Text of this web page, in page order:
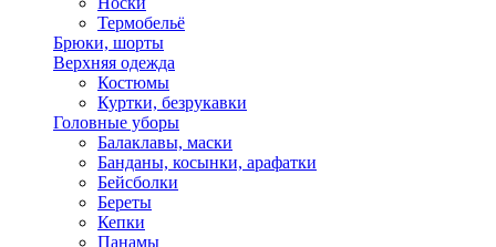
Термобельё
Брюки, шорты
Верхняя одежда
Костюмы
Куртки, безрукавки
Головные уборы
Балаклавы, маски
Банданы, косынки, арафатки
Бейсболки
Береты
Кепки
Панамы